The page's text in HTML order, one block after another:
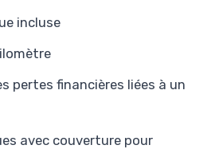
incluse
pertes financières liées à un
avec couverture pour